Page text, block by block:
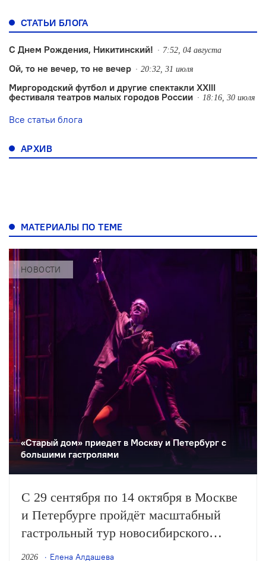
СТАТЬИ БЛОГА
С Днем Рождения, Никитинский! 7:52, 04 августа
Ой, то не вечер, то не вечер 20:32, 31 июля
Миргородский футбол и другие спектакли XXIII
фестиваля театров малых городов России
18:16, 30 июля
Все статьи блога
АРХИВ
МАТЕРИАЛЫ ПО ТЕМЕ
НОВОСТИ
«Старый дом» приедет в Москву и Петербург с
большими гастролями
С 29 сентября по 14 октября в Москве
и Петербурге пройдёт масштабный
гастрольный тур новосибирского
«Старого дома». Театр представит пять
2026
Елена Алдашева